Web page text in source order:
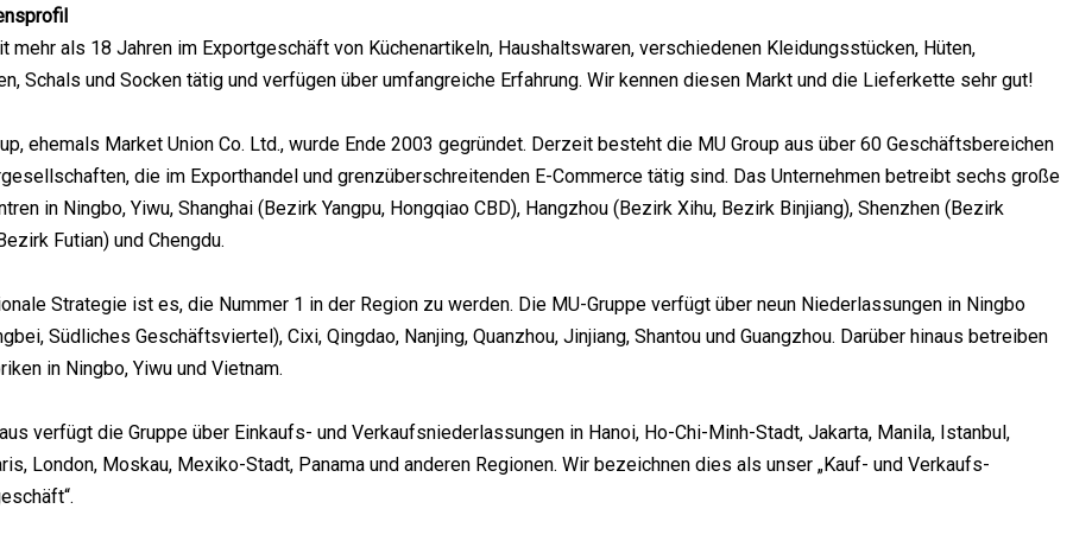
mehr als 18 Jahren im Exportgeschäft von Küchenartikeln, Haushaltswaren, verschiedenen Kleidungsstücken, Hüten,
Schals und Socken tätig und verfügen über umfangreiche Erfahrung. Wir kennen diesen Markt und die Lieferkette sehr gut!
ehemals Market Union Co. Ltd., wurde Ende 2003 gegründet. Derzeit besteht die MU Group aus über 60 Geschäftsbereichen
die im Exporthandel und grenzüberschreitenden E-Commerce tätig sind. Das Unternehmen betreibt sechs große
in Ningbo, Yiwu, Shanghai (Bezirk Yangpu, Hongqiao CBD), Hangzhou (Bezirk Xihu, Bezirk Binjiang), Shenzhen (Bezirk
Futian) und Chengdu.
Strategie ist es, die Nummer 1 in der Region zu werden. Die MU-Gruppe verfügt über neun Niederlassungen in Ningbo
Südliches Geschäftsviertel), Cixi, Qingdao, Nanjing, Quanzhou, Jinjiang, Shantou und Guangzhou. Darüber hinaus betreiben
in Ningbo, Yiwu und Vietnam.
verfügt die Gruppe über Einkaufs- und Verkaufsniederlassungen in Hanoi, Ho-Chi-Minh-Stadt, Jakarta, Manila, Istanbul,
London, Moskau, Mexiko-Stadt, Panama und anderen Regionen. Wir bezeichnen dies als unser „Kauf- und Verkaufs-